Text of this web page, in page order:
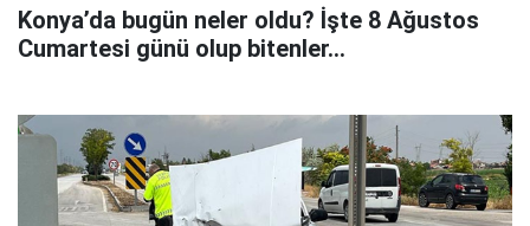
Konya’da bugün neler oldu? İşte 8 Ağustos
Cumartesi günü olup bitenler…